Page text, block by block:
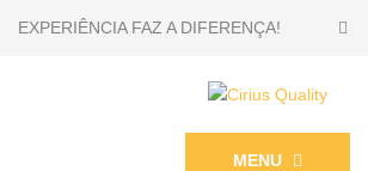
EXPERIÊNCIA FAZ A DIFERENÇA!
MENU